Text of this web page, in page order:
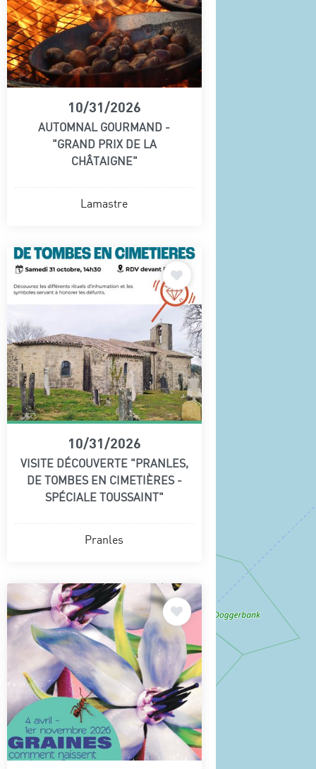
10/31/2026
AUTOMNAL GOURMAND -
"GRAND PRIX DE LA
CHÂTAIGNE"
Lamastre
10/31/2026
VISITE DÉCOUVERTE "PRANLES,
DE TOMBES EN CIMETIÈRES -
SPÉCIALE TOUSSAINT"
Pranles